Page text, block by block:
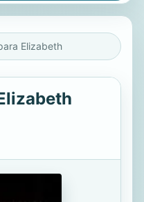
Elizabeth